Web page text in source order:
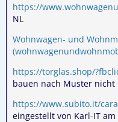
https://
NL
Wohnwagen- und
https://torglas.shop/
bauen nach Muster
https://www.subito.it/
eingestellt von Karl-IT am